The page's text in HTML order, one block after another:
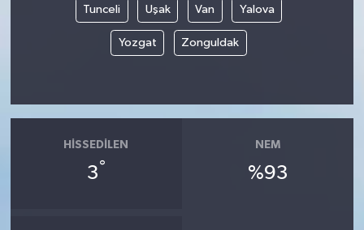
Tunceli Uşak Van Yalova
Yozgat Zonguldak
HISSEDILEN
3°
NEM
%93